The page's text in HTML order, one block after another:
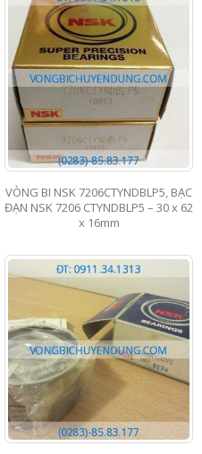
VÒNG BI NSK 7206CTYNDBLP5, BẠC
ĐẠN NSK 7206 CTYNDBLP5 – 30 x 62
x 16mm